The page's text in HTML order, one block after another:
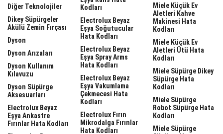
Diğer Teknolojiler
Dikey Süpürgeler
Akülü Zemin Fırçası
Dyson
Dyson Arızaları
Dyson Kullanım
Kılavuzu
Dyson Süpürge
Aksesuarları
Electrolux Beyaz
Eşya Ankastre
Fırınlar Hata Kodları
Kodları
Electrolux Beyaz
Eşya Soğutucular
Hata Kodları
Electrolux Beyaz
Eşya Spray Arms
Hata Kodları
Electrolux Beyaz
Eşya Vakumlama
Çekmecesi Hata
Kodları
Electrolux Fırın
Mikrodalga Fırınlar
Hata Kodları
Miele Küçük Ev
Aletleri Kahve
Makinesi Hata
Kodları
Miele Küçük Ev
Aletleri Ütü Hata
Kodları
Miele Süpürge Dikey
Süpürge Hata
Kodları
Miele Süpürge
Robot Süpürge Hata
Kodları
Miele Süpürge